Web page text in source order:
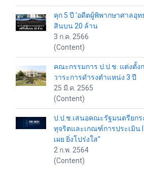
คุก 5 ปี 'อดีตผู้พิพากษาศาลอุ
สินบน 20 ล้าน
3 ก.ค. 2566
(Content)
คณะกรรมการ ป.ป.ช. แต่งตั้ง
วาระการดำรงตำแหน่ง 3 ปี
25 มี.ค. 2565
(Content)
ป.ป.ช.เสนอคณะรัฐมนตรียกร
ทุจริตและเกณฑ์การประเมิน
เผย ยิ่งโปร่งใส"
2 ก.พ. 2564
(Content)